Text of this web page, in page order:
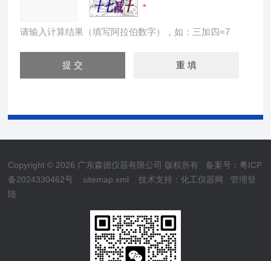
请输入计算结果（填写阿拉伯数字），如：三加四=7
Copyright © 2026 广东森德仪器有限公司 版权所有 备案号：粤ICP
备2024330462号
sitemap.xml 技术支持：化工仪器网
管理登
陆